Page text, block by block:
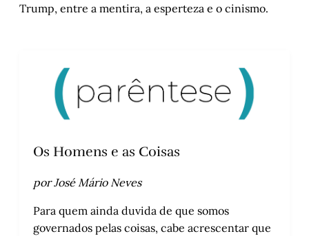
Trump, entre a mentira, a esperteza e o cinismo.
Os Homens e as Coisas
por José Mário Neves
Para quem ainda duvida de que somos
governados pelas coisas, cabe acrescentar que